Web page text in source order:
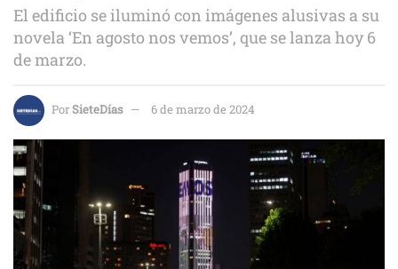
El edificio se iluminó con imágenes alusivas a su
novela ‘En agosto nos vemos’, que se lanza hoy 6
de marzo.
PorSieteDías 6 de marzo de 2024